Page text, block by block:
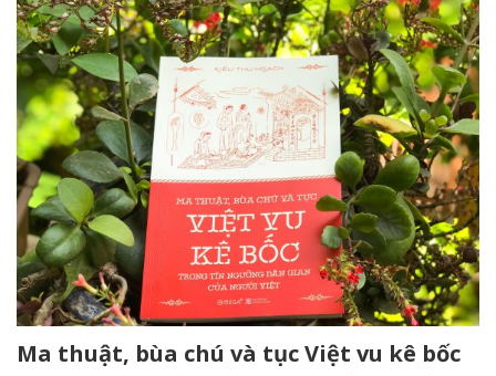
Ma thuật, bùa chú và tục Việt vu kê bốc